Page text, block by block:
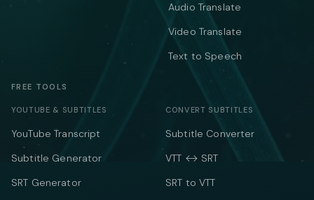
Audio Translate
Video Translate
Text to Speech
FREE TOOLS
YOUTUBE & SUBTITLES
YouTube Transcript
Subtitle Generator
SRT Generator
CONVERT SUBTITLES
Subtitle Converter
VTT ↔ SRT
SRT to VTT